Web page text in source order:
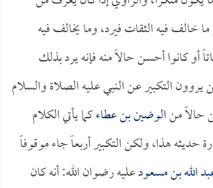
خالف فيه الثقات فيرد، وما يخالف فيه
أو كانوا أحسن حالاً منه فإنه يرد بذلك
يروون التكبير عن النبي عليه الصلاة والسلام
حالاً منالوضين بن عطاءكما يأتي الكلام
حديثه هذا، ولكن التكبير أربعاً جاء موقوفاً
الله بن مسعودعليه رضوان الله: أنه كان